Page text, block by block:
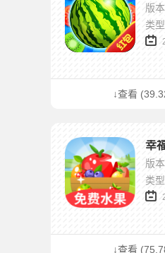
版
类
↓查看
幸
版
类
↓查看